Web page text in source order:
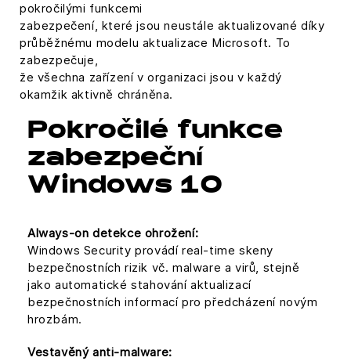
pokročilými funkcemi
zabezpečení, které jsou neustále aktualizované díky
průběžnému modelu aktualizace Microsoft. To
zabezpečuje,
že všechna zařízení v organizaci jsou v každý
okamžik aktivně chráněna.
Pokročilé funkce
zabezpeční
Windows 10
Always-on detekce ohrožení:
Windows Security provádí real-time skeny
bezpečnostních rizik vč. malware a virů, stejně
jako automatické stahování aktualizací
bezpečnostních informací pro předcházení novým
hrozbám.
Vestavěný anti-malware: